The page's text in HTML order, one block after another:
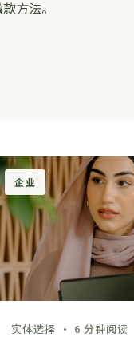
方法。
企业
实体选择 · 6 分钟阅读